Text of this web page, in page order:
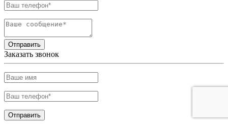
Отправить
Заказать звонок
Отправить